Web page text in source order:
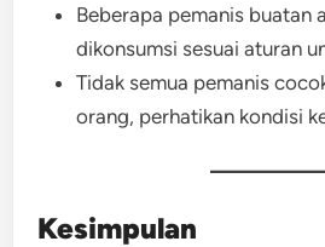
Beberapa pemanis buatan
dikonsumsi sesuai aturan
Tidak semua pemanis
orang, perhatikan kondisi
Kesimpulan